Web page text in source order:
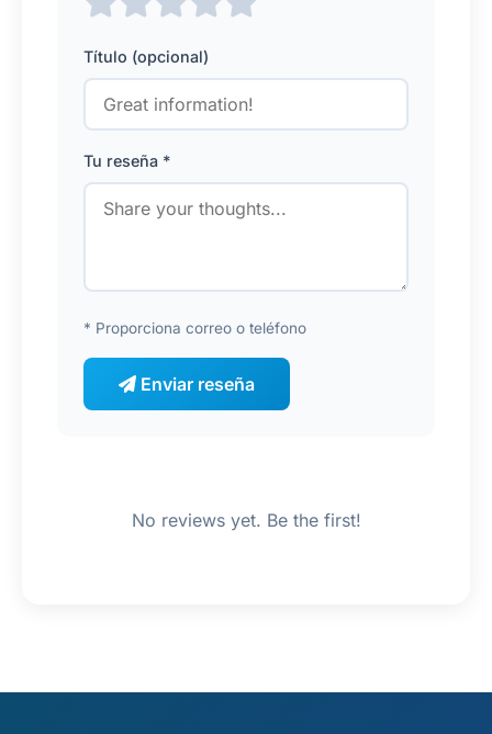
Título (opcional)
Tu reseña *
* Proporciona correo o teléfono
Enviar reseña
No reviews yet. Be the first!